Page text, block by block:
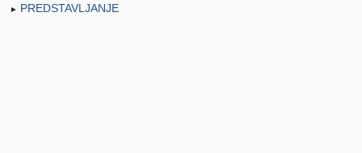
► PREDSTAVLJANJE